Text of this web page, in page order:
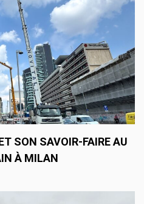
SON SAVOIR-FAIRE AU
À MILAN